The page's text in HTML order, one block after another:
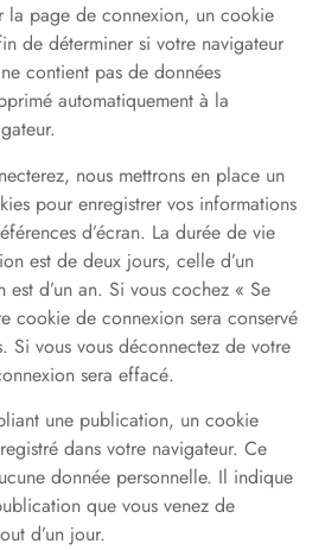
la page de connexion, un cookie
de déterminer si votre navigateur
contient pas de données
automatiquement à la
nous mettrons en place un
pour enregistrer vos informations
d’écran. La durée de vie
est de deux jours, celle d’un
est d’un an. Si vous cochez « Se
cookie de connexion sera conservé
Si vous vous déconnectez de votre
sera effacé.
une publication, un cookie
dans votre navigateur. Ce
donnée personnelle. Il indique
que vous venez de
d’un jour.